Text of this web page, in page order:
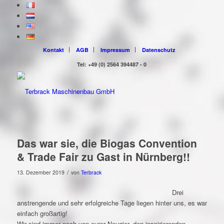
Kontakt AGB Impressum
Datenschutz
Tel: +49 (0) 2564 394487 - 0
Das war sie, die Biogas Convention
& Trade Fair zu Gast in Nürnberg!!
13. Dezember 2019 / von Terbrack
Drei
anstrengende und sehr erfolgreiche Tage liegen hinter uns, es war
einfach großartig!